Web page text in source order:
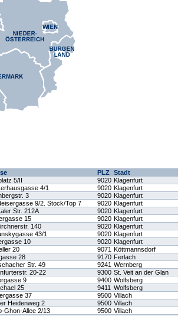
PLZ
Stadt
5/II 9020 Klagenfurt
4/1 9020 Klagenfurt
3 9020 Klagenfurt
9/2. Stock/Top 7 9020 Klagenfurt
Str. 212A 9020 Klagenfurt
15 9020 Klagenfurt
140 9020 Klagenfurt
43/1 9020 Klagenfurt
10 9020 Klagenfurt
20 9071 Köttmannsdorf
28 9170 Ferlach
Str. 49 9241 Wernberg
20-22 9300 St. Veit an der Glan
9 9400 Wolfsberg
25 9411 Wolfsberg
37 9500 Villach
Heidenweg 2 9500 Villach
Ghon-Allee 2/13 9500 Villach